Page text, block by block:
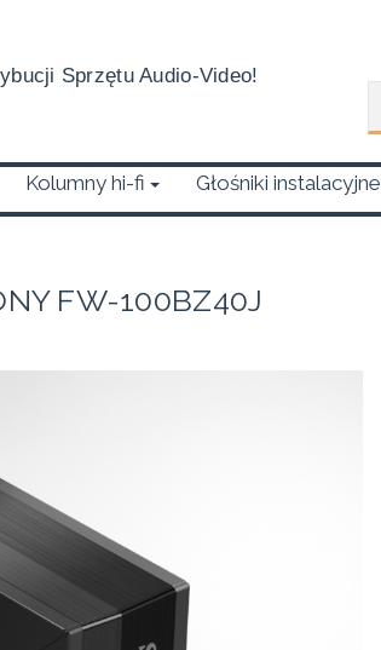
Sprzętu Audio-Video!
Kolumny hi-fi Głośniki instalacyjne
FW-100BZ40J